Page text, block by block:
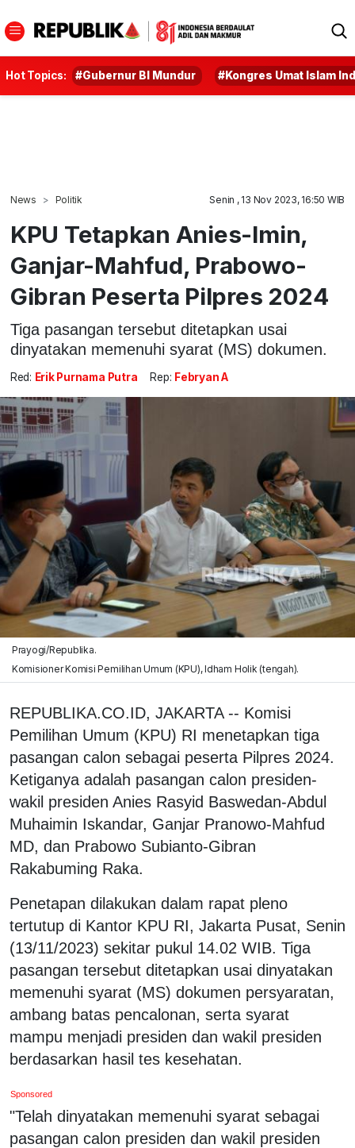
Hot Topics: #Gubernur BI Mundur #Kongres Umat Islam
News Politik Senin , 13 Nov 2023, 16:50 WIB
KPU Tetapkan Anies-Imin,
Ganjar-Mahfud, Prabowo-
Gibran Peserta Pilpres 2024
Tiga pasangan tersebut ditetapkan usai
dinyatakan memenuhi syarat (MS) dokumen.
Red: Erik Purnama Putra Rep: Febryan A
Prayogi/Republika.
Komisioner Komisi Pemilihan Umum (KPU), Idham Holik (tengah).
REPUBLIKA.CO.ID, JAKARTA -- Komisi
Pemilihan Umum (KPU) RI menetapkan tiga
pasangan calon sebagai peserta Pilpres 2024.
Ketiganya adalah pasangan calon presiden-
wakil presiden Anies Rasyid Baswedan-Abdul
Muhaimin Iskandar, Ganjar Pranowo-Mahfud
MD, dan Prabowo Subianto-Gibran
Rakabuming Raka.
Penetapan dilakukan dalam rapat pleno
tertutup di Kantor KPU RI, Jakarta Pusat, Senin
(13/11/2023) sekitar pukul 14.02 WIB. Tiga
pasangan tersebut ditetapkan usai dinyatakan
memenuhi syarat (MS) dokumen persyaratan,
ambang batas pencalonan, serta syarat
mampu menjadi presiden dan wakil presiden
berdasarkan hasil tes kesehatan.
Sponsored
"Telah dinyatakan memenuhi syarat sebagai
pasangan calon presiden dan wakil presiden